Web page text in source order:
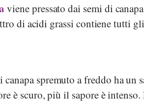
viene pressato dai semi di
di acidi grassi contiene tutti
spremuto a freddo ha un
è scuro, più il sapore è intenso.